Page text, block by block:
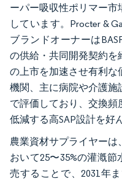
ーパー吸収性ポリマー
しています。Procter &
ブランドオーナーは
の供給・共同開発契約を
の上市を加速させ有利な
機関、主に病院や介護施
で評価しており、交換
低減する高SAP設計を好
農業資材サプライヤー
おいて25〜35%の灌漑
売することで、2031年